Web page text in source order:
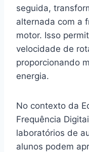
seguida,
alternada com a
motor. Isso
velocidade de
proporcionando
energia.
No contexto da
Frequência
laboratórios de
alunos podem